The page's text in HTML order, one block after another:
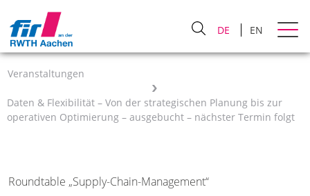
DE EN
Veranstaltungen
Daten & Flexibilität – Von der strategischen Planung bis zur
operativen Optimierung – ausgebucht – nächster Termin folgt
Roundtable „Supply-Chain-Management“